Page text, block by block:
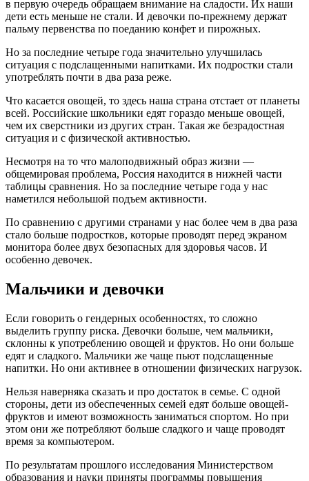
в первую очередь обращаем внимание на сладости. Их наши
дети есть меньше не стали. И девочки по-прежнему держат
пальму первенства по поеданию конфет и пирожных.
Но за последние четыре года значительно улучшилась
ситуация с подслащенными напитками. Их подростки стали
употреблять почти в два раза реже.
Что касается овощей, то здесь наша страна отстает от планеты
всей. Российские школьники едят гораздо меньше овощей,
чем их сверстники из других стран. Такая же безрадостная
ситуация и с физической активностью.
Несмотря на то что малоподвижный образ жизни —
общемировая проблема, Россия находится в нижней части
таблицы сравнения. Но за последние четыре года у нас
наметился небольшой подъем активности.
По сравнению с другими странами у нас более чем в два раза
стало больше подростков, которые проводят перед экраном
монитора более двух безопасных для здоровья часов. И
особенно девочек.
Мальчики и девочки
Если говорить о гендерных особенностях, то сложно
выделить группу риска. Девочки больше, чем мальчики,
склонны к употреблению овощей и фруктов. Но они больше
едят и сладкого. Мальчики же чаще пьют подслащенные
напитки. Но они активнее в отношении физических нагрузок.
Нельзя наверняка сказать и про достаток в семье. С одной
стороны, дети из обеспеченных семей едят больше овощей-
фруктов и имеют возможность заниматься спортом. Но при
этом они же потребляют больше сладкого и чаще проводят
время за компьютером.
По результатам прошлого исследования Министерством
образования и науки приняты программы повышения